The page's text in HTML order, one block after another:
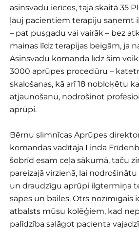
asinsvadu ierīces, tajā skaitā 35
ļauj pacientiem terapiju saņemt
– pat pusgadu vai vairāk – bez
maiņas līdz terapijas beigām, ja
Asinsvadu komanda līdz šim
3000 aprūpes procedūru –
skalošanas, kā arī 18 nobloķētu
atjaunošanu, nodrošinot
aprūpi.
Bērnu slimnīcas Aprūpes
komandas vadītāja Linda
šobrīd esam ceļa sākumā, taču
pareizajā virzienā, lai
un draudzīgu aprūpi ilgtermiņa
sāpes un bailes. Otrs nozīmīgais
atbalsts mūsu kolēģiem, kad
palīdzība salāgot pacienta